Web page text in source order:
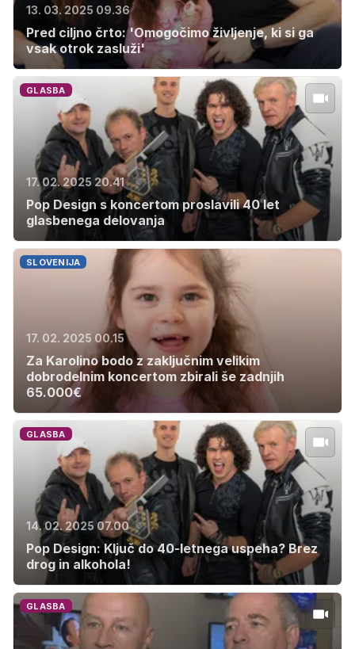
13. 03. 2025 09.36
Pred ciljno črto: 'Omogočimo življenje, ki si ga
vsak otrok zasluži'
GLASBA
17. 02. 2025 20.41
Pop Design s koncertom proslavili 40 let
glasbenega delovanja
SLOVENIJA
17. 02. 2025 00.15
Za Karolino bodo z zaključnim velikim
dobrodelnim koncertom zbirali še zadnjih
65.000€
GLASBA
14. 02. 2025 07.00
Pop Design: Ključ do 40-letnega uspeha? Brez
drog in alkohola!
GLASBA